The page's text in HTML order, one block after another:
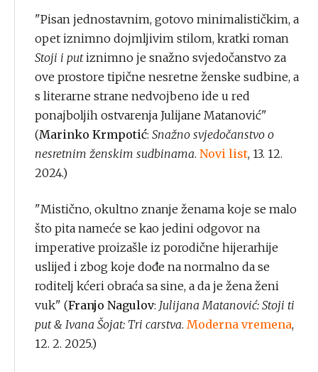
"Pisan jednostavnim, gotovo minimalističkim, a
opet iznimno dojmljivim stilom, kratki roman
Stoji i putiznimno je snažno svjedočanstvo za
ove prostore tipične nesretne ženske sudbine, a
s literarne strane nedvojbeno ide u red
ponajboljih ostvarenja Julijane Matanović"
(Marinko Krmpotić: Snažno svjedočanstvo o
nesretnim ženskim sudbinama. Novi list, 13. 12.
2024.)
"Mistično, okultno znanje ženama koje se malo
što pita nameće se kao jedini odgovor na
imperative proizašle iz porodične hijerarhije
uslijed i zbog koje dođe na normalno da se
roditelj kćeri obraća sa sine, a da je žena ženi
vuk" (Franjo Nagulov: Julijana Matanović: Stoji ti
put & Ivana Šojat: Tri carstva. Moderna vremena,
12. 2. 2025.)